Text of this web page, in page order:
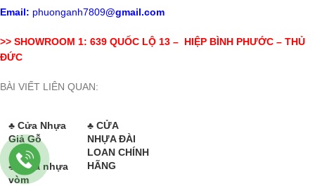
Email: phuonganh7809@gmail.com
>> SHOWROOM 1: 639 QUỐC LỘ 13 – HIỆP BÌNH PHƯỚC – THỦ
ĐỨC
BÀI VIẾT LIÊN QUAN:
♣ Cửa Nhựa
Giả Gỗ
♣
Cửa nhựa
vòm
♣ CỬA
NHỰA ĐÀI
LOAN CHÍNH
HÃNG